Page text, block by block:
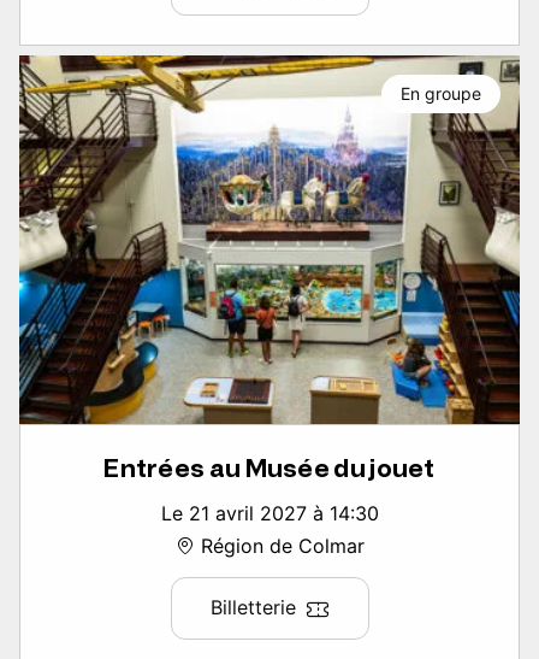
Entrées au Musée du jouet
Le 21 avril 2027 à 14:30
Région de Colmar
Billetterie
En groupe